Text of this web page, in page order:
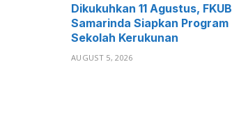
Dikukuhkan 11 Agustus, FKUB
Samarinda Siapkan Program
Sekolah Kerukunan
AUGUST 5, 2026